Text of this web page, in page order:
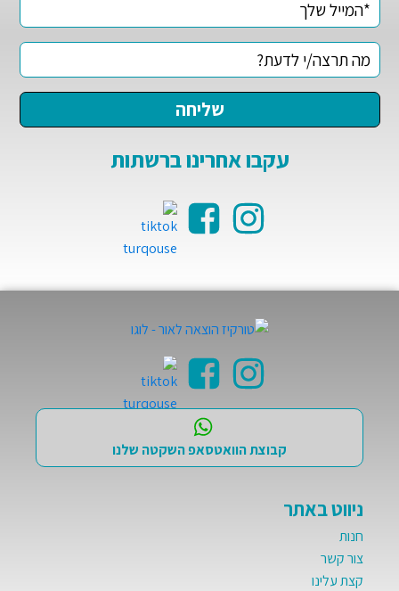
עקבו אחרינו ברשתות
קבוצת הוואטסאפ השקטה שלנו
ניווט באתר
חנות
צור קשר
קצת עלינו